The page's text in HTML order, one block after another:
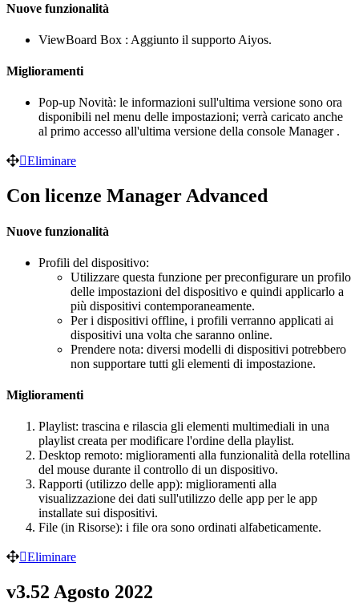
Nuove funzionalità
ViewBoard Box : Aggiunto il supporto Aiyos.
Miglioramenti
Pop-up Novità: le informazioni sull'ultima versione sono ora
disponibili nel menu delle impostazioni; verrà caricato anche
al primo accesso all'ultima versione della console Manager .
Eliminare
Con licenze Manager Advanced
Nuove funzionalità
Profili del dispositivo:
Utilizzare questa funzione per preconfigurare un profilo
delle impostazioni del dispositivo e quindi applicarlo a
più dispositivi contemporaneamente.
Per i dispositivi offline, i profili verranno applicati ai
dispositivi una volta che saranno online.
Prendere nota: diversi modelli di dispositivi potrebbero
non supportare tutti gli elementi di impostazione.
Miglioramenti
Playlist: trascina e rilascia gli elementi multimediali in una
playlist creata per modificare l'ordine della playlist.
Desktop remoto: miglioramenti alla funzionalità della rotellina
del mouse durante il controllo di un dispositivo.
Rapporti (utilizzo delle app): miglioramenti alla
visualizzazione dei dati sull'utilizzo delle app per le app
installate sui dispositivi.
File (in Risorse): i file ora sono ordinati alfabeticamente.
Eliminare
v3.52 Agosto 2022